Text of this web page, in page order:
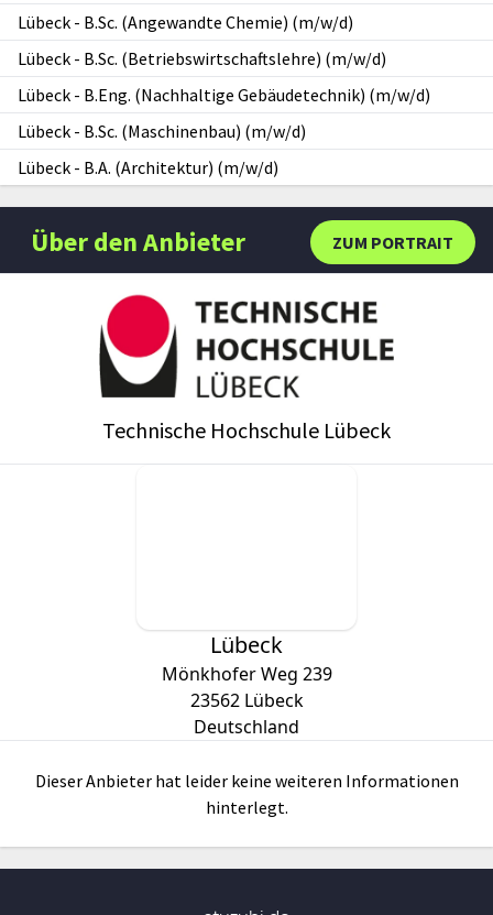
Lübeck - B.Sc. (Angewandte Chemie) (m/w/d)
Lübeck - B.Sc. (Betriebswirtschaftslehre) (m/w/d)
Lübeck - B.Eng. (Nachhaltige Gebäudetechnik) (m/w/d)
Lübeck - B.Sc. (Maschinenbau) (m/w/d)
Lübeck - B.A. (Architektur) (m/w/d)
ZUM PORTRAIT
Über den Anbieter
Technische Hochschule Lübeck
Lübeck
Mönkhofer Weg 239
23562 Lübeck
Deutschland
Dieser Anbieter hat leider keine weiteren Informationen
hinterlegt.